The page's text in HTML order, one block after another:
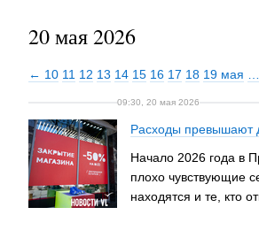
20 мая 2026
← 10 11 12 13 14 15 16 17 18 19 мая
09:30, 20 мая 2026
Расходы превышают
Начало 2026 года в
плохо чувствующие
находятся и те, кто